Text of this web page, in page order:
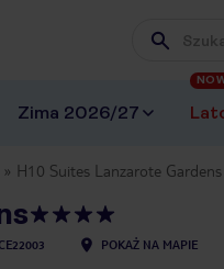
Wpisz
Zima 2026/27
H10 Suites Lanzarote Gardens
POKAŻ NA MAPIE